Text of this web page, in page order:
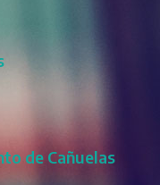
de Cañuelas